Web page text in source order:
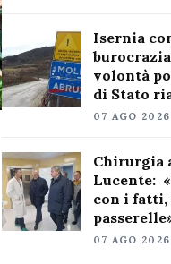
Isernia
volontà
di Stato
07 AGO 2026
Chirurgia
Lucente:
con i fatti,
07 AGO 2026